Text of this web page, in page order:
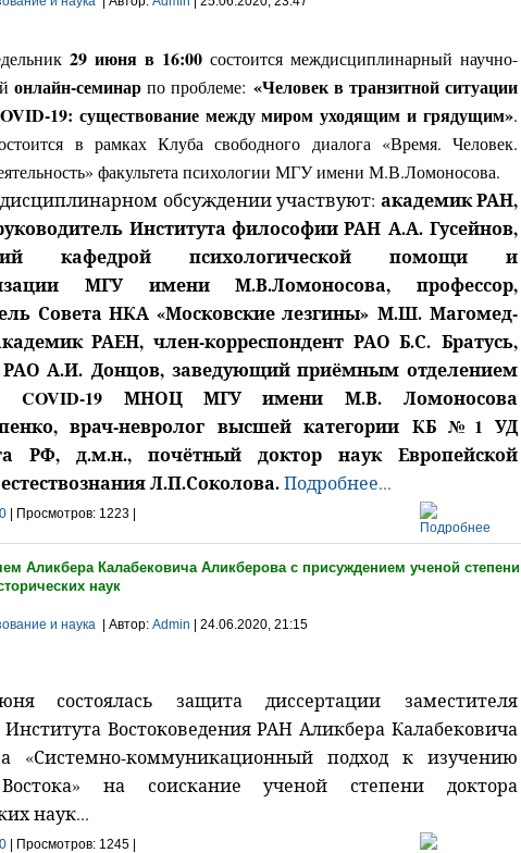
29 июня в 16:00состоится междисциплинарный научно-
онлайн-семинар по проблеме: «Человек в транзитной ситуации
19: существование между миром уходящим и грядущим».
в рамках Клуба свободного диалога «Время. Человек.
факультета психологии МГУ имени М.В.Ломоносова.
обсуждении участвуют: академик РАН,
Института философии РАН А.А. Гусейнов,
кафедрой психологической помощи и
МГУ имени М.В.Ломоносова, профессор,
Совета НКА «Московские лезгины» М.Ш. Магомед-
РАЕН, член-корреспондент РАО Б.С. Братусь,
А.И. Донцов, заведующий приёмным отделением
COVID-19 МНОЦ МГУ имени М.В. Ломоносова
врач-невролог высшей категории КБ №1 УД
РФ, д.м.н., почётный доктор наук Европейской
Л.П.Соколова.Подробнее...
| Просмотров: 1223 |
Аликбера Калабековича Аликберова с присуждением ученой степени
наук
и наука | Автор: Admin | 24.06.2020, 21:15
состоялась защита диссертации заместителя
Института Востоковедения РАН Аликбера Калабековича
«Системно-коммуникационный подход к изучению
на соискание ученой степени доктора
наук...
| Просмотров: 1245 |